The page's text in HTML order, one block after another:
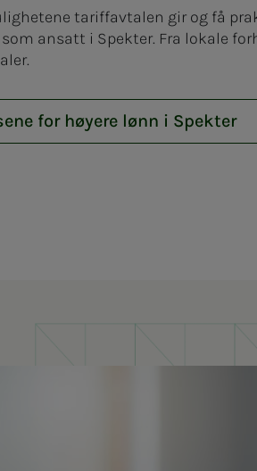
tariffavtalen gir og få
ansatt i Spekter. Fra lokale
for høyere lønn i Spekter